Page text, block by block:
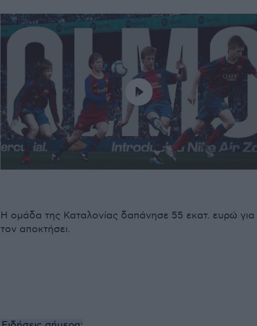
Η ομάδα της Καταλονίας δαπάνησε 55 εκατ. ευρώ για
τον αποκτήσει.